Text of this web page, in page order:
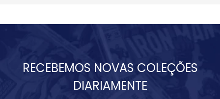
RECEBEMOS NOVAS COLEÇÕES
DIARIAMENTE